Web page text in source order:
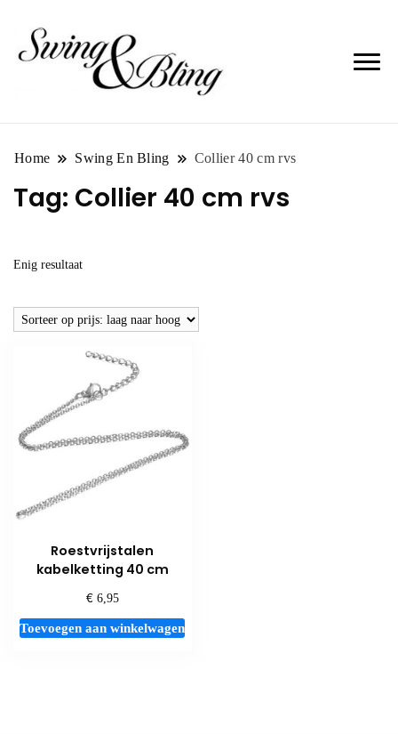
Home Swing En Bling Collier 40 cm rvs
Tag: Collier 40 cm rvs
Enig resultaat
Roestvrijstalen
kabelketting 40 cm
€6,95
Toevoegen aan winkelwagen